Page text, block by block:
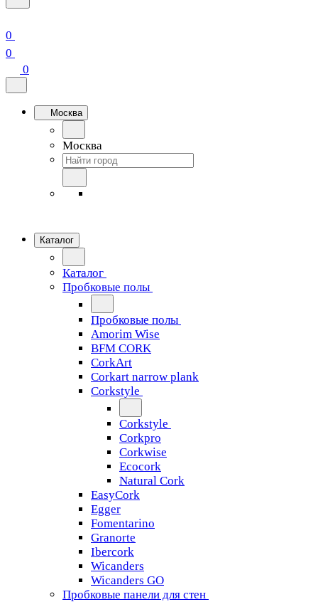
0
0
0
Москва
Москва
Каталог
Каталог
Пробковые полы
Пробковые полы
Amorim Wise
BFM CORK
CorkArt
Corkart narrow plank
Corkstyle
Corkstyle
Corkpro
Corkwise
Ecocork
Natural Cork
EasyCork
Egger
Fomentarino
Granorte
Ibercork
Wicanders
Wicanders GO
Пробковые панели для стен